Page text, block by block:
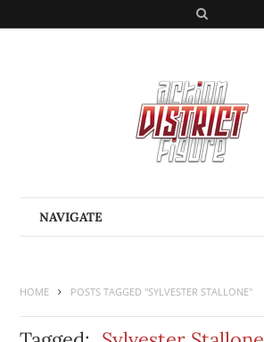
r
c
h
NAVIGATE
HOME POSTS TAGGED "SYLVESTER STALLONE"